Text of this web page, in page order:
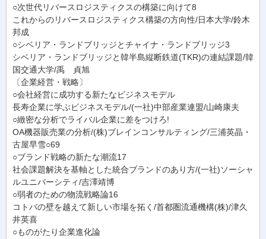
○次世代リバースロジスティクスの構築に向けて8
これからのリバースロジスティクス構築の方向性/日本大学/鈴木
邦成
○シベリア・ランドブリッジとチャイナ・ランドブリッジ3
シベリア・ランドブリッジと韓半島縦断鉄道(TKR)の連結課題/韓
国交通大学/禹 貞旭
〔企業経営・戦略〕
○会社経営に成功する新たなビジネスモデル
長寿企業に学ぶビジネスモデル/(一社)中部産業連盟/山崎康夫
○緻密な分析でライバル企業に差をつけろ!
OA機器販売業の分析/(株)ブレインコンサルティング/三浦英晶・
古屋早雪○69
○ブランド戦略の新たな潮流17
社会課題解決を基軸とした統合ブランドのあり方/(一社)ソーシャ
ルユニバーシティ/吉澤靖博
○弱者のための物流戦略論16
コトバの壁を越えて新しい市場を拓く/首都圏流通機構(株)/津久
井英喜
○ものがたり企業進化論